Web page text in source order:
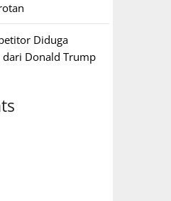
Diduga
dari Donald Trump